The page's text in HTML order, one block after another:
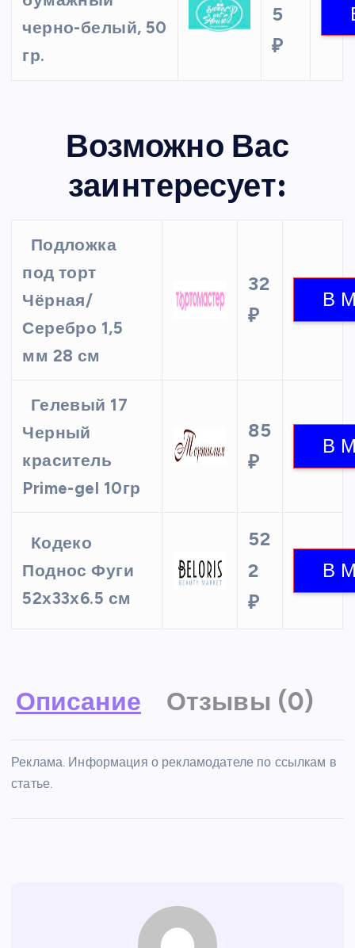
черно-белый, 50
гр.
5
₽
Возможно Вас
заинтересует:
Подложка
под торт
Чёрная/
Серебро 1,5
мм 28 см
32
₽
Гелевый 17
Черный
краситель
Prime-gel 10гр
85
₽
Кодеко
Поднос Фуги
52х33х6.5 см
52
2
₽
Описание Отзывы (0)
Реклама. Информация о рекламодателе по ссылкам в
статье.